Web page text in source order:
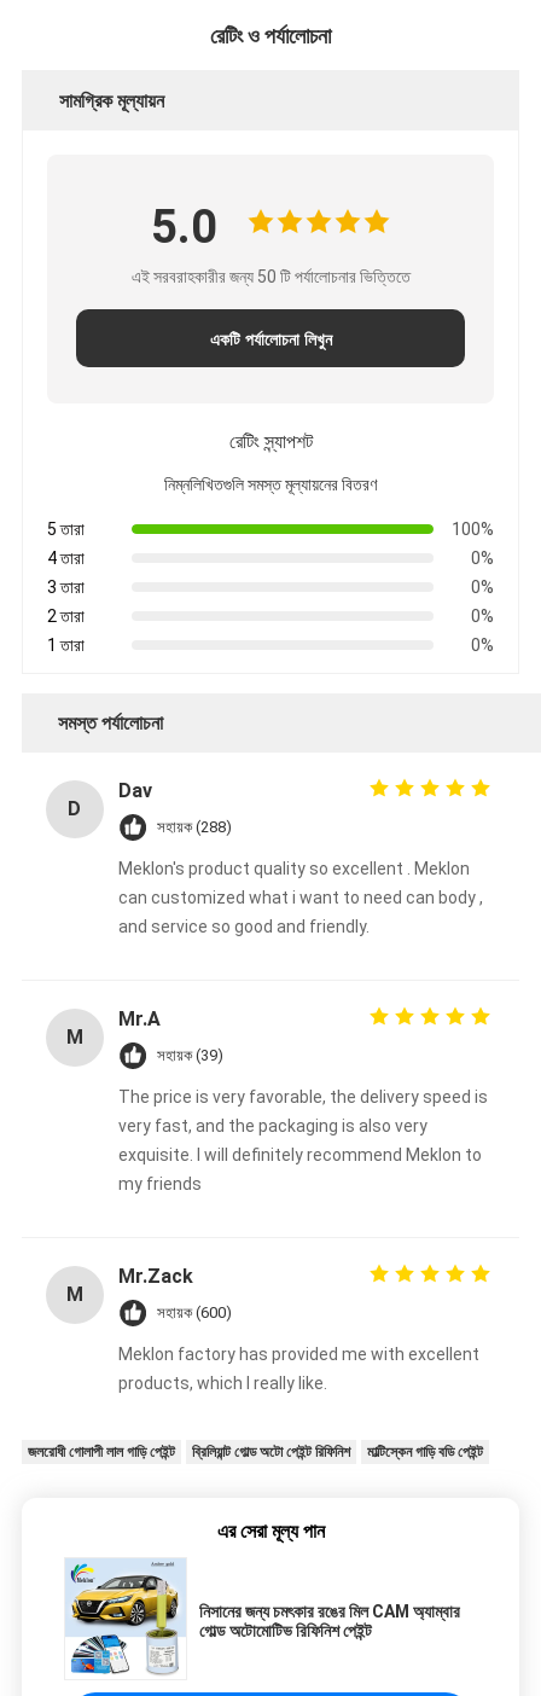
রেটিং ও পর্যালোচনা
সামগ্রিক মূল্যায়ন
5.0
এই সরবরাহকারীর জন্য 50 টি পর্যালোচনার ভিত্তিতে
একটি পর্যালোচনা লিখুন
রেটিং স্ন্যাপশট
নিম্নলিখিতগুলি সমস্ত মূল্যায়নের বিতরণ
5 তারা
100%
4 তারা
0%
3 তারা
0%
2 তারা
0%
1 তারা
0%
সমস্ত পর্যালোচনা
D
Dav
সহায়ক (288)
Meklon's product quality so excellent . Meklon
can customized what i want to need can body ,
and service so good and friendly.
M
Mr.A
সহায়ক (39)
The price is very favorable, the delivery speed is
very fast, and the packaging is also very
exquisite. I will definitely recommend Meklon to
my friends
M
Mr.Zack
সহায়ক (600)
Meklon factory has provided me with excellent
products, which I really like.
জলরোধী গোলাপী লাল গাড়ি পেইন্ট ব্রিলিয়ান্ট গোল্ড অটো পেইন্ট রিফিনিশ মাল্টিস্কেন গাড়ি বডি পেইন্ট
এর সেরা মূল্য পান
নিসানের জন্য চমৎকার রঙের মিল CAM অ্যাম্বার
গোল্ড অটোমোটিভ রিফিনিশ পেইন্ট